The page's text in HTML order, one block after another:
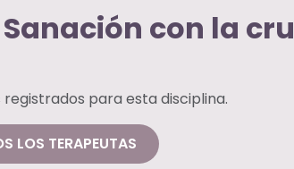
con la
para esta disciplina.
LOS TERAPEUTAS